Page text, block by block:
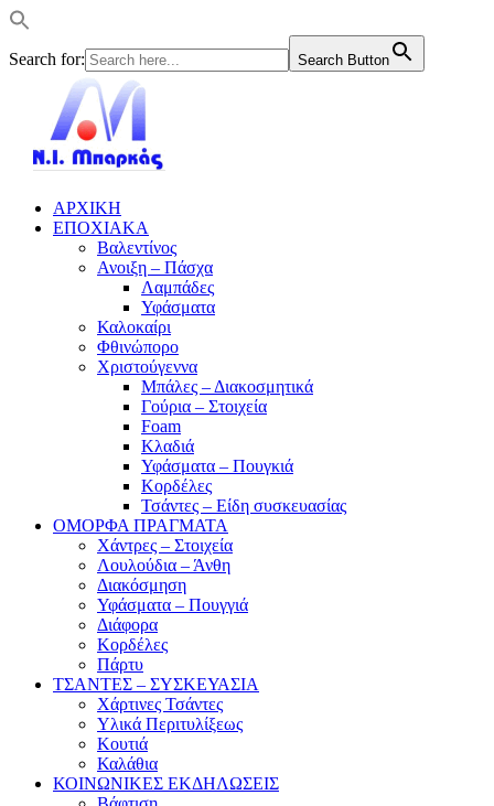
Search for: Search Button
ΑΡΧΙΚΗ
ΕΠΟΧΙΑΚΑ
Βαλεντίνος
Ανοιξη – Πάσχα
Λαμπάδες
Υφάσματα
Καλοκαίρι
Φθινώπορο
Χριστούγεννα
Μπάλες – Διακοσμητικά
Γούρια – Στοιχεία
Foam
Κλαδιά
Υφάσματα – Πουγκιά
Κορδέλες
Τσάντες – Είδη συσκευασίας
ΟΜΟΡΦΑ ΠΡΑΓΜΑΤΑ
Χάντρες – Στοιχεία
Λουλούδια – Άνθη
Διακόσμηση
Υφάσματα – Πουγγιά
Διάφορα
Κορδέλες
Πάρτυ
ΤΣΑΝΤΕΣ – ΣΥΣΚΕΥΑΣΙΑ
Χάρτινες Τσάντες
Υλικά Περιτυλίξεως
Κουτιά
Καλάθια
ΚΟΙΝΩΝΙΚΕΣ ΕΚΔΗΛΩΣΕΙΣ